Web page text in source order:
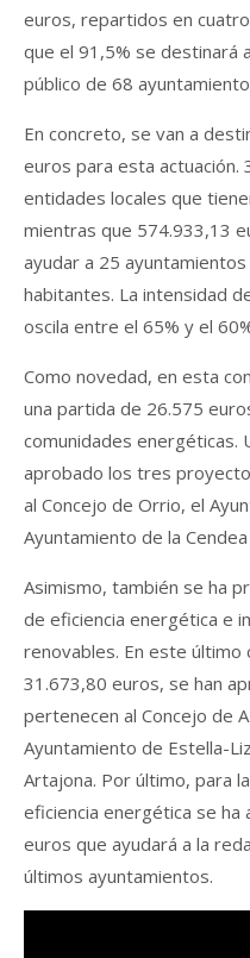
euros, repartidos en
que el 91,5% se destinará
público de 68
En concreto, se van a
euros para esta actuación.
entidades locales que
mientras que 574.933,13
ayudar a 25
habitantes. La intensidad
oscila entre el 65% y el
Como novedad, en esta
una partida de 26.575
comunidades energéticas.
aprobado los tres
al Concejo de Orrio, el
Ayuntamiento de la
Asimismo, también se ha
de eficiencia energética e
renovables. En este último
31.673,80 euros, se han
pertenecen al Concejo de
Ayuntamiento de Estella-
Artajona. Por último, para
eficiencia energética se
euros que ayudará a la
últimos ayuntamientos.